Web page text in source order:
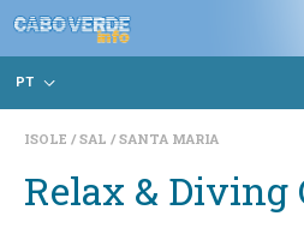
PT
ISOLE SAL SANTA MARIA
Relax & Diving